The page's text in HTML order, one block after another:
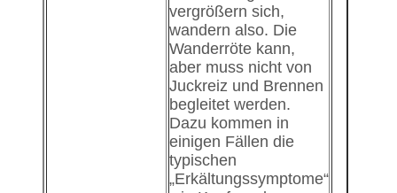
vergrößern sich,
wandern also. Die
Wanderröte kann,
aber muss nicht von
Juckreiz und Brennen
begleitet werden.
Dazu kommen in
einigen Fällen die
typischen
„Erkältungssymptome“